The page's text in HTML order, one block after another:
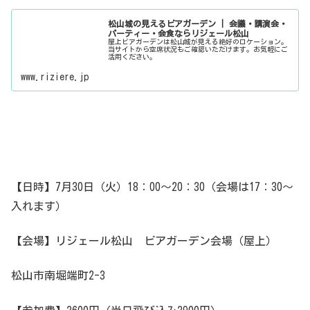
松山城の見えるビアガーデン | 会議・講演会・
パーティー・会食ならリジェール松山
屋上ビアガーデンは松山城が見える絶好のロケーション。
当サイトから空席状況もご確認いただけます。お気軽にご
活用ください。
www.riziere.jp
【日時】7月30日（火）18：00～20：30（会場は17：30～
入れます）
【会場】リジェール松山 ビアガーデン会場（屋上）
松山市南堀端町2-3